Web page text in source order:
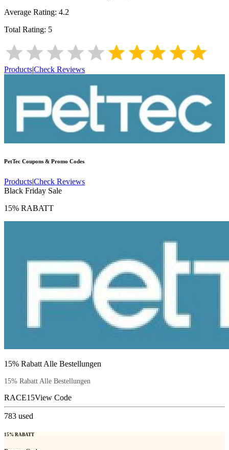
Average Rating: 4.2
Total Rating: 5
Products|Check Reviews
PetTec Coupons & Promo Codes
Products|Check Reviews
Black Friday Sale
15% RABATT
15% Rabatt Alle Bestellungen
15% Rabatt Alle Bestellungen
RACE15View Code
783 used
15% RABATT